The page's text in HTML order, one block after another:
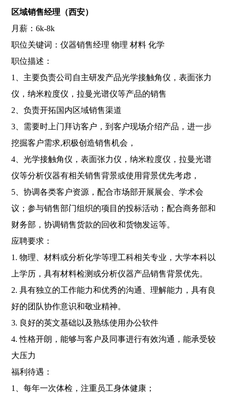
区域销售经理（西安）
月薪：6k-8k
职位关键词：仪器销售经理 物理 材料 化学
职位描述：
1、主要负责公司自主研发产品光学接触角仪，表面张力
仪，纳米粒度仪，拉曼光谱仪等产品的销售
2、负责开拓国内区域销售渠道
3、需要时上门拜访客户，到客户现场介绍产品，进一步
挖掘客户需求,积极创造销售机会，
4、光学接触角仪，表面张力仪，纳米粒度仪，拉曼光谱
仪等分析仪器有相关销售背景或使用背景优先考虑，
5、协调各类客户资源，配合市场部开展展会、学术会
议；参与销售部门组织的项目的投标活动；配合商务部和
财务部，协调销售货款的回收和货物发运等。
应聘要求：
1. 物理、材料或分析化学等理工科相关专业，大学本科以
上学历，具有材料检测或分析仪器产品销售背景优先。
2. 具有独立的工作能力和优秀的沟通、理解能力，具有良
好的团队协作意识和敬业精神。
3. 良好的英文基础以及熟练使用办公软件
4. 性格开朗，能够与客户及同事进行有效沟通，能承受较
大压力
福利待遇：
1、每年一次体检，注重员工身体健康；